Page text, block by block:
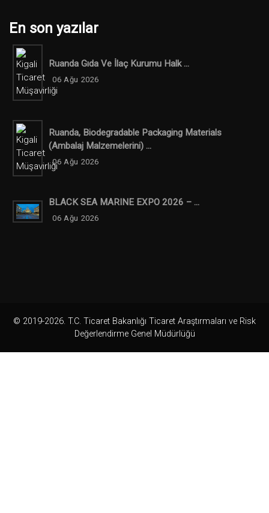
En son yazılar
Ruanda Gıda Ve İlaç Kurumu Halk ...
06 Ağu 2026
Ruanda, Biodegradable Packaging Materials
(ambalaj Malzemelerini) ...
06 Ağu 2026
BLACK SEA MARINE EXPO 2026 – ...
06 Ağu 2026
© 2019-2026. T.C. Ticaret Bakanlığı Ticaret Araştırmaları ve Risk
Değerlendirme Genel Müdürlüğü